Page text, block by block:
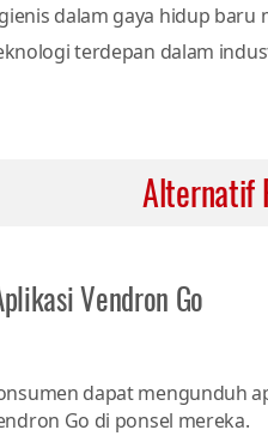
dalam gaya hidup baru
terdepan dalam
Alternatif
Vendron Go
dapat mengunduh
Go di ponsel mereka.